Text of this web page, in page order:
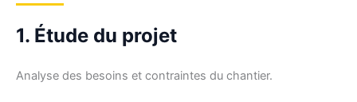
1. Étude du projet
Analyse des besoins et contraintes du chantier.